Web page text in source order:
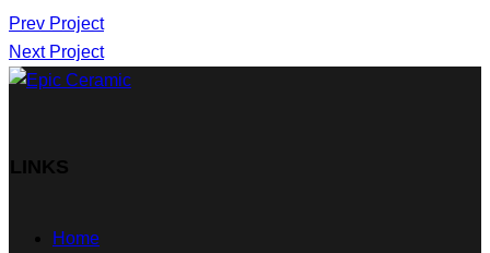
Prev Project
Next Project
LINKS
Home